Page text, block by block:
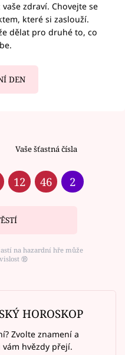
zdraví. Chovejte se
které si zaslouží.
dělat pro druhé to, co
DEN
Vaše šťastná čísla
12 46 2
na hazardní hře může
⑱
HOROSKOP
Zvolte znamení a
hvězdy přejí.